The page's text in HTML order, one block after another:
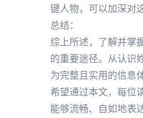
键人物，可以加深对
总结：
综上所述，了解并掌
的重要途径。从认识
为完整且实用的信息
希望通过本文，每位
能够流畅、自如地表